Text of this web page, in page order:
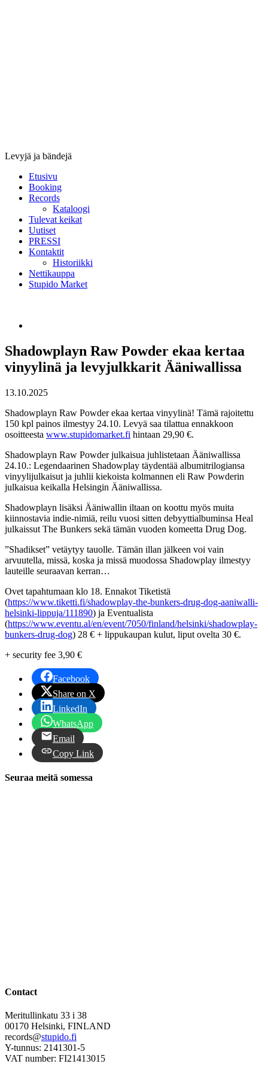
Levyjä ja bändejä
Etusivu
Booking
Records
Kataloogi
Tulevat keikat
Uutiset
PRESSI
Kontaktit
Historiikki
Nettikauppa
Stupido Market
Shadowplayn Raw Powder ekaa kertaa
vinyylinä ja levyjulkkarit Ääniwallissa
13.10.2025
Shadowplayn Raw Powder ekaa kertaa vinyylinä! Tämä rajoitettu
150 kpl painos ilmestyy 24.10. Levyä saa tilattua ennakkoon
osoitteesta www.stupidomarket.fi hintaan 29,90 €.
Shadowplayn Raw Powder julkaisua juhlistetaan Ääniwallissa
24.10.: Legendaarinen Shadowplay täydentää albumitrilogiansa
vinyylijulkaisut ja juhlii kiekoista kolmannen eli Raw Powderin
julkaisua keikalla Helsingin Ääniwallissa.
Shadowplayn lisäksi Ääniwallin iltaan on koottu myös muita
kiinnostavia indie-nimiä, reilu vuosi sitten debyyttialbuminsa Heal
julkaissut The Bunkers sekä tämän vuoden komeetta Drug Dog.
”Shadikset” vetäytyy tauolle. Tämän illan jälkeen voi vain
arvuutella, missä, koska ja missä muodossa Shadowplay ilmestyy
lauteille seuraavan kerran…
Ovet tapahtumaan klo 18. Ennakot Tiketistä
(https://www.tiketti.fi/shadowplay-the-bunkers-drug-dog-aaniwalli-
helsinki-lippuja/111890) ja Eventualista
(https://www.eventu.al/en/event/7050/finland/helsinki/shadowplay-
bunkers-drug-dog) 28 € + lippukaupan kulut, liput ovelta 30 €.
+ security fee 3,90 €
Facebook
Share on X
LinkedIn
WhatsApp
Email
Copy Link
Seuraa meitä somessa
Contact
Meritullinkatu 33 i 38
00170 Helsinki, FINLAND
records@stupido.fi
Y-tunnus: 2141301-5
VAT number: FI21413015